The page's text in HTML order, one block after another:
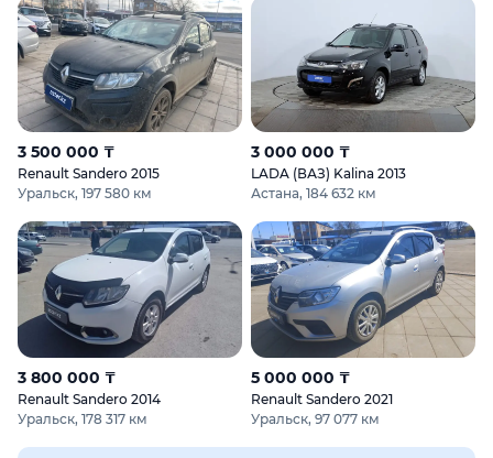
3 500 000 ₸
Renault Sandero 2015
Уральск, 197 580 км
3 000 000 ₸
LADA (ВАЗ) Kalina 2013
Астана, 184 632 км
3 800 000 ₸
Renault Sandero 2014
Уральск, 178 317 км
5 000 000 ₸
Renault Sandero 2021
Уральск, 97 077 км